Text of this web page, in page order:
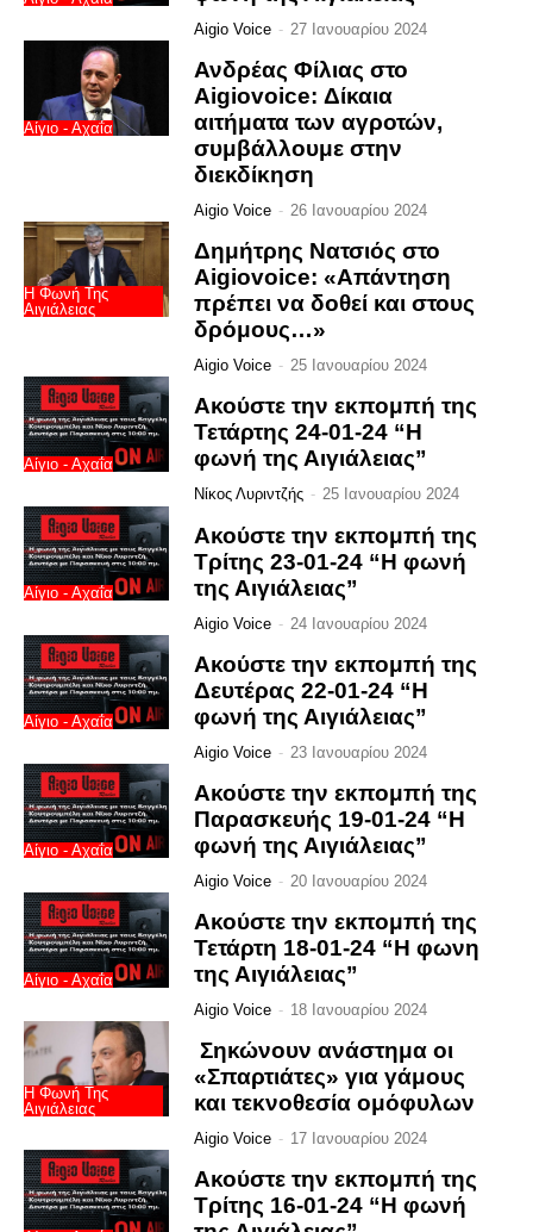
Aigio Voice - 27 Ιανουαρίου 2024
Αίγιο - Αχαΐα
Ανδρέας Φίλιας στο
Aigiovoice: Δίκαια
αιτήματα των αγροτών,
συμβάλλουμε στην
διεκδίκηση
Aigio Voice - 26 Ιανουαρίου 2024
Η Φωνή Της
Αιγιάλειας
Δημήτρης Νατσιός στο
Αigiovoice: «Απάντηση
πρέπει να δοθεί και στους
δρόμους…»
Aigio Voice - 25 Ιανουαρίου 2024
Αίγιο - Αχαΐα
Ακούστε την εκπομπή της
Τετάρτης 24-01-24 “Η
φωνή της Αιγιάλειας”
Νίκος Λυριντζής - 25 Ιανουαρίου 2024
Αίγιο - Αχαΐα
Ακούστε την εκπομπή της
Τρίτης 23-01-24 “Η φωνή
της Αιγιάλειας”
Aigio Voice - 24 Ιανουαρίου 2024
Αίγιο - Αχαΐα
Ακούστε την εκπομπή της
Δευτέρας 22-01-24 “Η
φωνή της Αιγιάλειας”
Aigio Voice - 23 Ιανουαρίου 2024
Αίγιο - Αχαΐα
Ακούστε την εκπομπή της
Παρασκευής 19-01-24 “Η
φωνή της Αιγιάλειας”
Aigio Voice - 20 Ιανουαρίου 2024
Αίγιο - Αχαΐα
Ακούστε την εκπομπή της
Τετάρτη 18-01-24 “Η φωνη
της Αιγιάλειας”
Aigio Voice - 18 Ιανουαρίου 2024
Η Φωνή Της
Αιγιάλειας
Σηκώνουν ανάστημα οι
«Σπαρτιάτες» για γάμους
και τεκνοθεσία ομόφυλων
Aigio Voice - 17 Ιανουαρίου 2024
Ακούστε την εκπομπή της
Τρίτης 16-01-24 “Η φωνή